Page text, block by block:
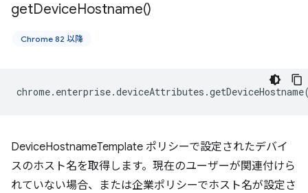
getDeviceHostname()
Chrome 82 以降
chrome. enterprise.deviceAttributes .getDeviceHostname
DeviceHostnameTemplate ポリシーで設定されたデバイ
スのホスト名を取得します。現在のユーザーが関連付けら
れていない場合、または企業ポリシーでホスト名が設定さ